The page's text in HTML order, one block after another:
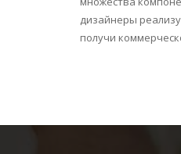
дизайнеры
получи